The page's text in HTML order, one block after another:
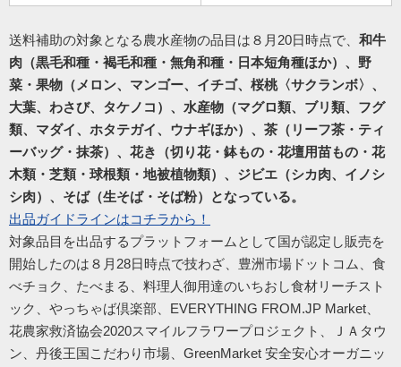
送料補助の対象となる農水産物の品目は８月20日時点で、 和牛
肉（黒毛和種・褐毛和種・無角和種・日本短角種ほか）、野
菜・果物（メロン、マンゴー、イチゴ、桜桃〈サクランボ〉、
大葉、わさび、タケノコ）、水産物（マグロ類、ブリ類、フグ
類、マダイ、ホタテガイ、ウナギほか）、茶（リーフ茶・ティ
ーバッグ・抹茶）、花き（切り花・鉢もの・花壇用苗もの・花
木類・芝類・球根類・地被植物類）、ジビエ（シカ肉、イノシ
シ肉）、そば（生そば・そば粉）となっている。
出品ガイドラインはコチラから！
対象品目を出品するプラットフォームとして国が認定し販売を
開始したのは８月28日時点で技わざ、豊洲市場ドットコム、食
べチョク、たべまる、料理人御用達のいちおし食材リーチスト
ック、やっちゃば倶楽部、EVERYTHING FROM.JP Market、
花農家救済協会2020スマイルフラワープロジェクト、ＪＡタウ
ン、丹後王国こだわり市場、GreenMarket 安全安心オーガニッ